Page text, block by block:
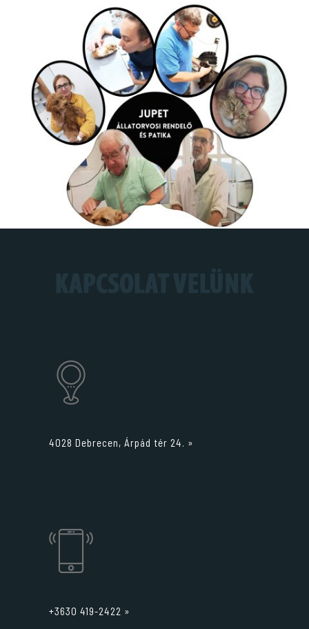
4028 Debrecen, Árpád tér 24. »
+3630 419-2422 »